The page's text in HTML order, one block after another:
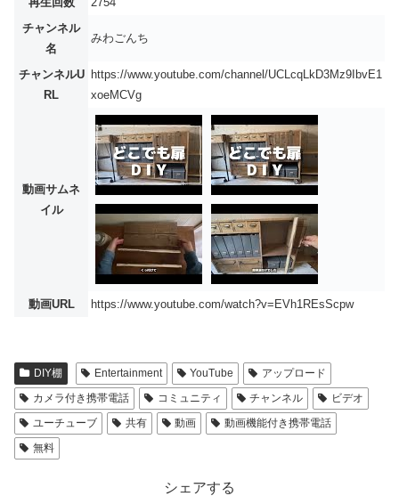
チャンネル
名
みわごんち
チャンネルU
RL
https://www.youtube.com/channel/UCLcqLkD3Mz9IbvE1
xoeMCVg
動画サムネ
イル
動画URL https://www.youtube.com/watch?v=EVh1REsScpw
DIY棚 Entertainment YouTube
アップロード
カメラ付き携帯電話
コミュニティ チャンネル
ビデオ
ユーチューブ
共有 動画
動画機能付き携帯電話
無料
シェアする